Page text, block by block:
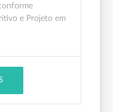
e Projeto em